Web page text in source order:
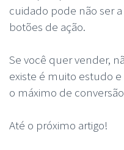
cuidado pode não ser
botões de ação.
Se você quer vender,
existe é muito estudo
o máximo de
Até o próximo artigo!